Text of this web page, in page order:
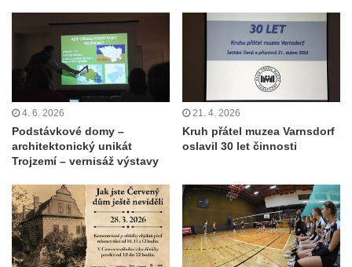
4. 6. 2026
Podstávkové domy –
architektonický unikát
Trojzemí – vernisáž výstavy
21. 4. 2026
Kruh přátel muzea Varnsdorf
oslavil 30 let činnosti